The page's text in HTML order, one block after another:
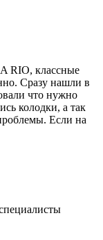
RIO, классные
Сразу нашли в
что нужно
колодки, а так
Если на